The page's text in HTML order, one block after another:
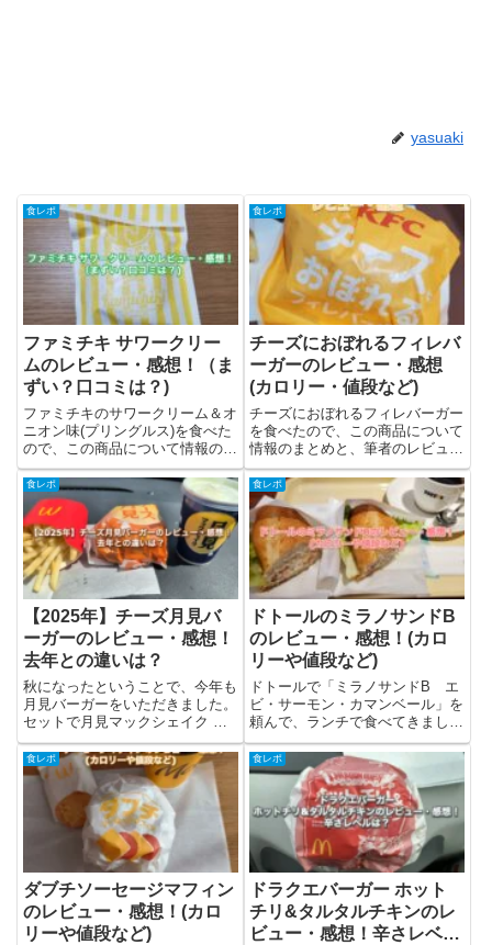
yasuaki
食レポ
ファミチキ サワークリー
ムのレビュー・感想！（ま
ずい？口コミは？)
ファミチキのサワークリーム＆オ
ニオン味(プリングルス)を食べた
ので、この商品について情報のま
とめと、筆者のレビューを載せて
います。ファミチキ サワークリ
ーム＆オニオン味についてファミ
チキ サワークリーム＆オニオン
味は「プリングルズ サワーク...
食レポ
チーズにおぼれるフィレバ
ーガーのレビュー・感想
(カロリー・値段など)
チーズにおぼれるフィレバーガー
を食べたので、この商品について
情報のまとめと、筆者のレビュー
を載せています。チーズにおぼれ
るフィレバーガーについてチーズ
におぼれるフィレバーガーは、ケ
ンタッキーが2023年2月1日から
数量限定で販売しているハン...
食レポ
【2025年】チーズ月見バ
ーガーのレビュー・感想！
去年との違いは？
秋になったということで、今年も
月見バーガーをいただきました。
セットで月見マックシェイク 山
梨県産シャインマスカット味もい
ただきました。この記事では感想
や商品についての紹介をしていま
す。まだまだ暑いので熱中症など
気をつけたいところですね。チ
食レポ
ドトールのミラノサンドB
のレビュー・感想！(カロ
リーや値段など)
ドトールで「ミラノサンドB エ
ビ・サーモン・カマンベール」を
頼んで、ランチで食べてきまし
た！今回は「ミラノサンドB エ
ビ・サーモン・カマンベール」に
ついてと筆者の感想・実食レビュ
ーを書きました。ミラノサンドB
って？ミラノサンドBは「ミラノ
食レポ
ダブチソーセージマフィン
のレビュー・感想！(カロ
リーや値段など)
食レポ
ドラクエバーガー ホット
チリ&タルタルチキンのレ
ビュー・感想！辛さレベル